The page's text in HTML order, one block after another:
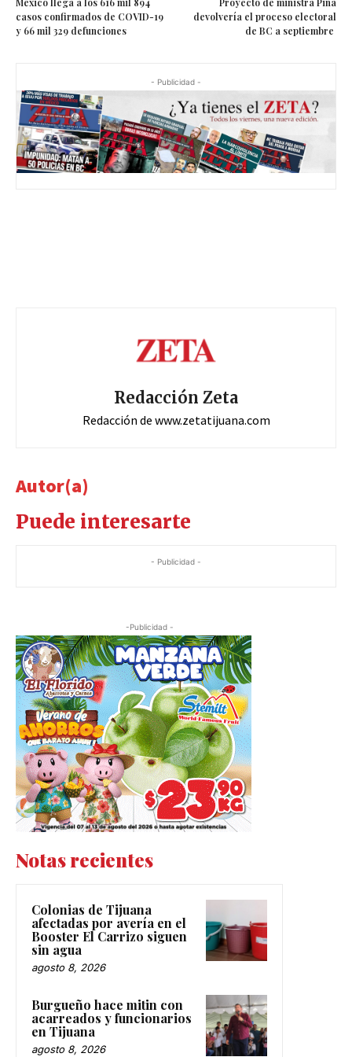
casos confirmados de COVID-19
y 66 mil 329 defunciones
devolvería el proceso electoral
de BC a septiembre
- Publicidad -
Redacción Zeta
Redacción de www.zetatijuana.com
Autor(a)
Puede interesarte
- Publicidad -
-Publicidad -
Notas recientes
Colonias de Tijuana
afectadas por avería en el
Booster El Carrizo siguen
sin agua
agosto 8, 2026
Burgueño hace mitin con
acarreados y funcionarios
en Tijuana
agosto 8, 2026